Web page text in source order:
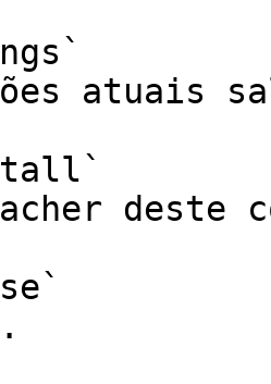
atuais
deste